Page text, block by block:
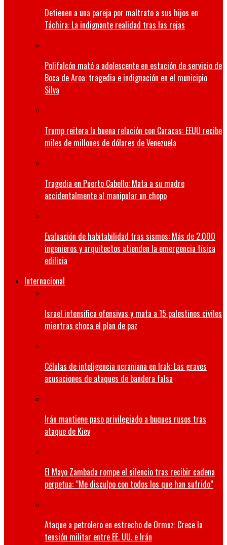
Detienen a una pareja por maltrato a sus hijos en
Táchira: La indignante realidad tras las rejas
Polifalcón mató a adolescente en estación de servicio de
Boca de Aroa: tragedia e indignación en el municipio
Silva
Trump reitera la buena relación con Caracas: EEUU recibe
miles de millones de dólares de Venezuela
Tragedia en Puerto Cabello: Mata a su madre
accidentalmente al manipular un chopo
Evaluación de habitabilidad tras sismos: Más de 2.000
ingenieros y arquitectos atienden la emergencia física
edilicia
Internacional
Israel intensifica ofensivas y mata a 15 palestinos civiles
mientras choca el plan de paz
Células de inteligencia ucraniana en Irak: Las graves
acusaciones de ataques de bandera falsa
Irán mantiene paso privilegiado a buques rusos tras
ataque de Kiev
El Mayo Zambada rompe el silencio tras recibir cadena
perpetua: “Me disculpo con todos los que han sufrido”
Ataque a petrolero en estrecho de Ormuz: Crece la
tensión militar entre EE. UU. e Irán